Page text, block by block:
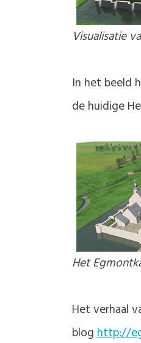
Visualisatie
In het beeld
de huidige
Het
Het verhaal
blog http://